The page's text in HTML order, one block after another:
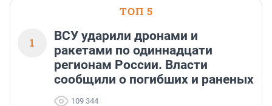
ТОП 5
1
ВСУ ударили дронами и
ракетами по одиннадцати
регионам России. Власти
сообщили о погибших и раненых
109 344